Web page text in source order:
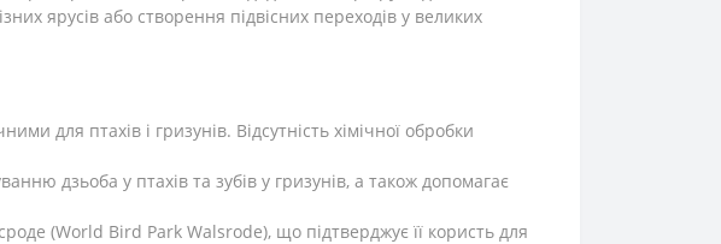
ярусів або створення підвісних переходів у великих
для птахів і гризунів. Відсутність хімічної обробки
дзьоба у птахів та зубів у гризунів, а також допомагає
(World Bird Park Walsrode), що підтверджує її користь для